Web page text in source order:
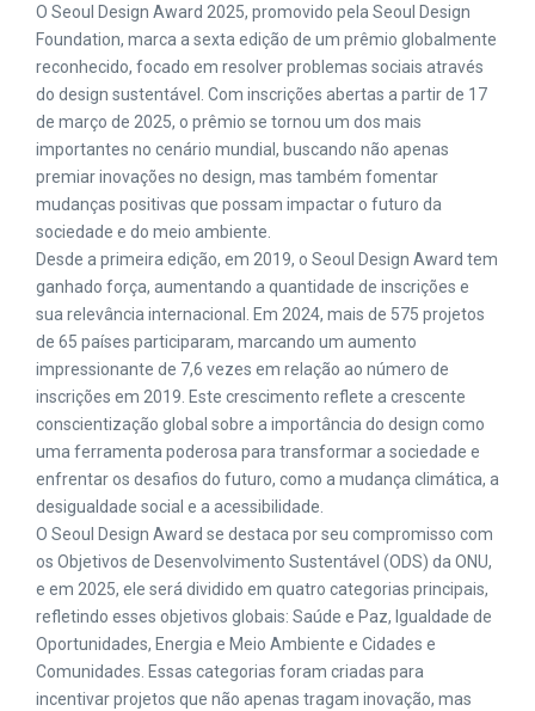
O Seoul Design Award 2025, promovido pela Seoul Design
Foundation, marca a sexta edição de um prêmio globalmente
reconhecido, focado em resolver problemas sociais através
do design sustentável. Com inscrições abertas a partir de 17
de março de 2025, o prêmio se tornou um dos mais
importantes no cenário mundial, buscando não apenas
premiar inovações no design, mas também fomentar
mudanças positivas que possam impactar o futuro da
sociedade e do meio ambiente.
Desde a primeira edição, em 2019, o Seoul Design Award tem
ganhado força, aumentando a quantidade de inscrições e
sua relevância internacional. Em 2024, mais de 575 projetos
de 65 países participaram, marcando um aumento
impressionante de 7,6 vezes em relação ao número de
inscrições em 2019. Este crescimento reflete a crescente
conscientização global sobre a importância do design como
uma ferramenta poderosa para transformar a sociedade e
enfrentar os desafios do futuro, como a mudança climática, a
desigualdade social e a acessibilidade.
O Seoul Design Award se destaca por seu compromisso com
os Objetivos de Desenvolvimento Sustentável (ODS) da ONU,
e em 2025, ele será dividido em quatro categorias principais,
refletindo esses objetivos globais: Saúde e Paz, Igualdade de
Oportunidades, Energia e Meio Ambiente e Cidades e
Comunidades. Essas categorias foram criadas para
incentivar projetos que não apenas tragam inovação, mas